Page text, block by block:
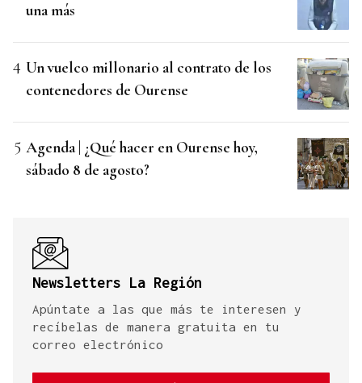
una más
Un vuelco millonario al contrato de los
contenedores de Ourense
Agenda | ¿Qué hacer en Ourense hoy,
sábado 8 de agosto?
Newsletters La Región
Apúntate a las que más te interesen y
recíbelas de manera gratuita en tu
correo electrónico